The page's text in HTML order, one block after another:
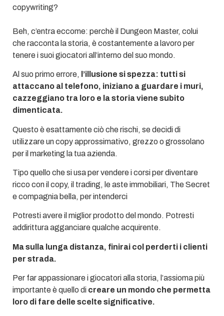
copywriting?
Beh, c’entra eccome: perchè il Dungeon Master, colui
che racconta la storia, è costantemente a lavoro per
tenere i suoi giocatori all’interno del suo mondo.
Al suo primo errore, l’illusione si spezza: tutti si
attaccano al telefono, iniziano a guardare i muri,
cazzeggiano tra loro e la storia viene subito
dimenticata.
Questo è esattamente ciò che rischi, se decidi di
utilizzare un copy approssimativo, grezzo o grossolano
per il marketing la tua azienda.
Tipo quello che si usa per vendere i corsi per diventare
ricco con il copy, il trading, le aste immobiliari, The Secret
e compagnia bella, per intenderci
Potresti avere il miglior prodotto del mondo. Potresti
addirittura agganciare qualche acquirente.
Ma sulla lunga distanza, finirai col perderti i clienti
per strada.
Per far appassionare i giocatori alla storia, l’assioma più
importante è quello di creare un mondo che permetta
loro di fare delle scelte significative.